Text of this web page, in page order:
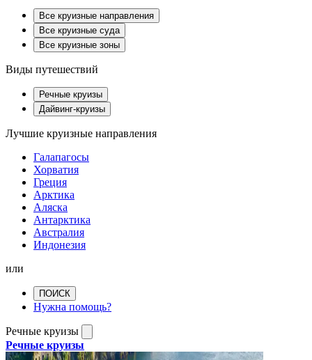
Все круизные направления
Все круизные суда
Все круизные зоны
Виды путешествий
Речные круизы
Дайвинг-круизы
Лучшие круизные направления
Галапагосы
Хорватия
Греция
Арктика
Аляска
Антарктика
Австралия
Индонезия
или
ПОИСК
Нужна помощь?
Речные круизы
Речные круизы